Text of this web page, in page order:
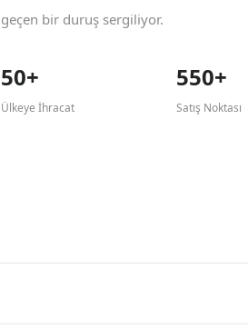
geçen bir duruş sergiliyor.
50+
Ülkeye İhracat
550+
Satış Noktası